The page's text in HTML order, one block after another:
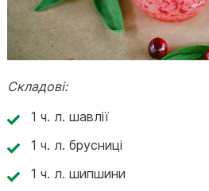
Складові:
1 ч. л. шавлії
1 ч. л. брусниці
1 ч. л. шипшини